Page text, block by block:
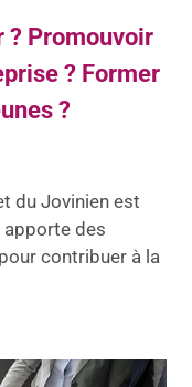
? Promouvoir
? Former
?
du Jovinien est
des
contribuer à la